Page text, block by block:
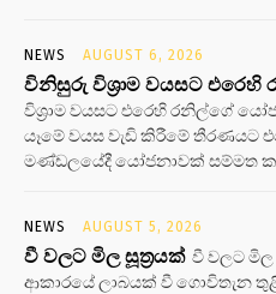
NEWS AUGUST 6, 2026
විනිසුරු විශ්‍රාම වයසට
විශ්‍රාම වයසට එරෙහි රනිල්ගේ
යෑමේ වයස වැඩි කිරීමේ තීරණයට
මණ්ඩලයේදී යෝජනාවක් සම්මත
NEWS AUGUST 5, 2026
වී වලට මිල සූත්‍රයක් වී වලට
ආකාරයේ ලාබයක් වී ගොවිතැන